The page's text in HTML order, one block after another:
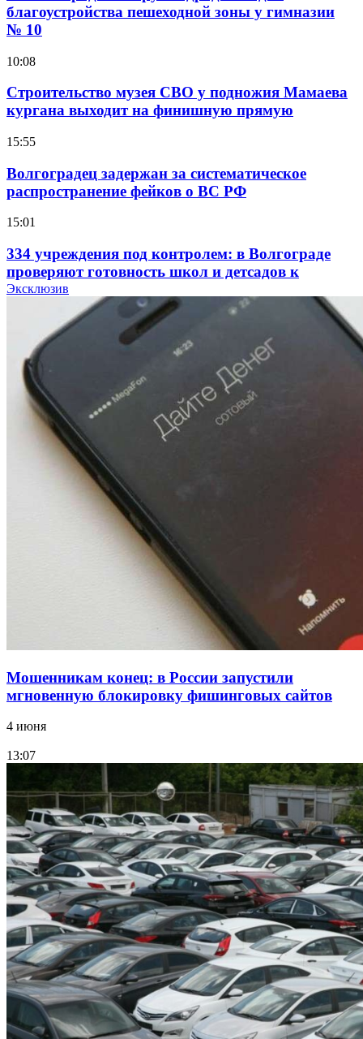
благоустройства пешеходной зоны у гимназии
№ 10
10:08
Строительство музея СВО у подножия Мамаева
кургана выходит на финишную прямую
15:55
Волгоградец задержан за систематическое
распространение фейков о ВС РФ
15:01
334 учреждения под контролем: в Волгограде
проверяют готовность школ и детсадов к
учебному году
Покушение на убийство в Волгограде: девушка
напала на незнакомую женщину с ножом
12:39
Сладкий праздник в Волгограде: в Центральном
парке прошёл фестиваль „Арбузный переполох“
Волгоградские компании нарастили экспорт:
заключены контракты на 3,6 млн долларов
Эксклюзив
Мошенникам конец: в России запустили
мгновенную блокировку фишинговых сайтов
4 июня
13:07